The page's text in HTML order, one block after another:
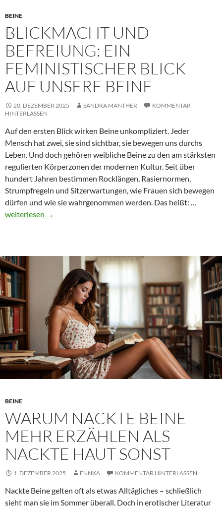
BEINE
BLICKMACHT UND
BEFREIUNG: EIN
FEMINISTISCHER BLICK
AUF UNSERE BEINE
20. DEZEMBER 2025 SANDRA MANTHER
KOMMENTAR
HINTERLASSEN
Auf den ersten Blick wirken Beine unkompliziert. Jeder
Mensch hat zwei, sie sind sichtbar, sie bewegen uns durchs
Leben. Und doch gehören weibliche Beine zu den am stärksten
regulierten Körperzonen der modernen Kultur. Seit über
hundert Jahren bestimmen Rocklängen, Rasiernormen,
Strumpfregeln und Sitzerwartungen, wie Frauen sich bewegen
dürfen und wie sie wahrgenommen werden. Das heißt: …
Blick
auf
unsere
Beine
weiterlesen →
BEINE
WARUM NACKTE BEINE
MEHR ERZÄHLEN ALS
NACKTE HAUT SONST
1. DEZEMBER 2025 ENNKA KOMMENTAR HINTERLASSEN
Nackte Beine gelten oft als etwas Alltägliches – schließlich
sieht man sie im Sommer überall. Doch in erotischer Literatur